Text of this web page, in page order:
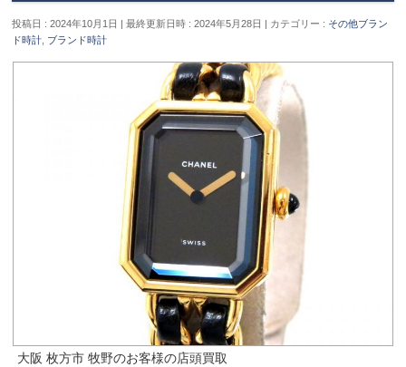
投稿日 : 2024年10月1日 最終更新日時 : 2024年5月28日 カテゴリー : その他ブラン
ド時計 ブランド時計
大阪 枚方市 牧野のお客様の店頭買取